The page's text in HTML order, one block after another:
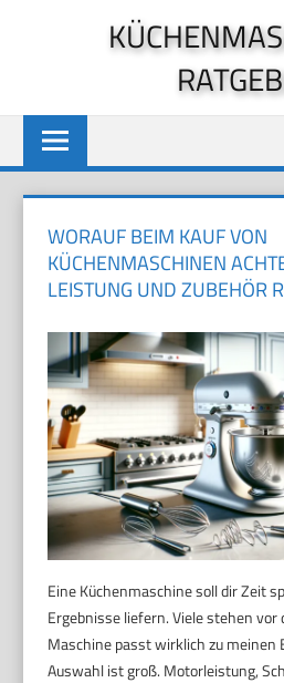
WORAUF BEIM KAUF VON
KÜCHENMASCHINEN
LEISTUNG UND ZUBEHÖR
Eine Küchenmaschine soll dir Zeit
Ergebnisse liefern. Viele stehen vor
Maschine passt wirklich zu meinen
Auswahl ist groß. Motorleistung,